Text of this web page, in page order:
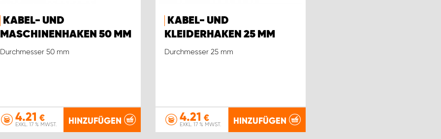
KABEL- UND
MASCHINENHAKEN 50 MM
Durchmesser 50 mm
4.21 €
EXKL. 17 % MWST. HINZUFÜGEN
KABEL- UND
KLEIDERHAKEN 25 MM
Durchmesser 25 mm
4.21 €
EXKL. 17 % MWST. HINZUFÜGEN